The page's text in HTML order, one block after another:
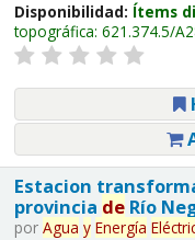
Disponibilidad: Ítems
topográfica: 621.374.5/
Estacion
provincia deRío
por Agua y Energía